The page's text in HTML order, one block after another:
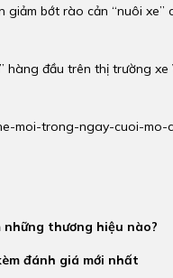
bớt rào cản “nuôi xe”
hàng đầu trên thị trường
moi-trong-ngay-cuoi-mo-
những thương hiệu nào?
đánh giá mới nhất